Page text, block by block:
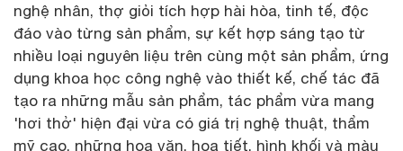
nghệ nhân, thợ giỏi tích hợp hài hòa, tinh tế, độc
đáo vào từng sản phẩm, sự kết hợp sáng tạo từ
nhiều loại nguyên liệu trên cùng một sản phẩm, ứng
dụng khoa học công nghệ vào thiết kế, chế tác đã
tạo ra những mẫu sản phẩm, tác phẩm vừa mang
'hơi thở' hiện đại vừa có giá trị nghệ thuật, thẩm
mỹ cao, những hoa văn, hoa tiết, hình khối và màu